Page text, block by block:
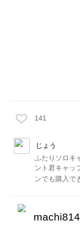
141
じょう
ふたりソロキ
ント君キャッ
ンでも購入で
machi814